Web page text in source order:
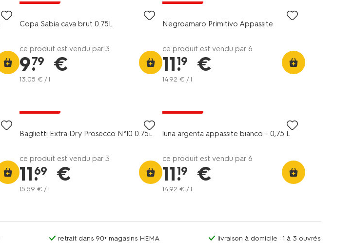
Copa Sabia cava brut 0.75L
ce produit est vendu par 3
9.
79 €
13.05 € / l
Negroamaro Primitivo Appassite
ce produit est vendu par 6
11.
19 €
14.92 € / l
Baglietti Extra Dry Prosecco N°10 0.75L
ce produit est vendu par 3
11.
69 €
15.59 € / l
luna argenta appassite bianco - 0,75 L
ce produit est vendu par 6
11.
19 €
14.92 € / l
retrait dans 90+ magasins HEMA livraison à domicile : 1 à 3 ouvrés